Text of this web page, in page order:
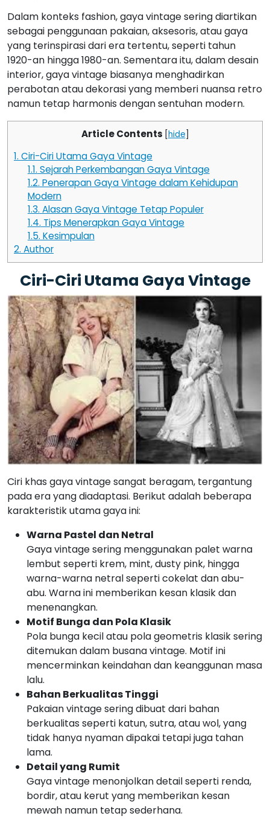
Dalam konteks fashion, gaya vintage sering diartikan
sebagai penggunaan pakaian, aksesoris, atau gaya
yang terinspirasi dari era tertentu, seperti tahun
1920-an hingga 1980-an. Sementara itu, dalam desain
interior, gaya vintage biasanya menghadirkan
perabotan atau dekorasi yang memberi nuansa retro
namun tetap harmonis dengan sentuhan modern.
Article Contents [hide]
1. Ciri-Ciri Utama Gaya Vintage
1.1. Sejarah Perkembangan Gaya Vintage
1.2. Penerapan Gaya Vintage dalam Kehidupan
Modern
1.3. Alasan Gaya Vintage Tetap Populer
1.4. Tips Menerapkan Gaya Vintage
1.5. Kesimpulan
2. Author
Ciri-Ciri Utama Gaya Vintage
Ciri khas gaya vintage sangat beragam, tergantung
pada era yang diadaptasi. Berikut adalah beberapa
karakteristik utama gaya ini:
Warna Pastel dan Netral
Gaya vintage sering menggunakan palet warna
lembut seperti krem, mint, dusty pink, hingga
warna-warna netral seperti cokelat dan abu-
abu. Warna ini memberikan kesan klasik dan
menenangkan.
Motif Bunga dan Pola Klasik
Pola bunga kecil atau pola geometris klasik sering
ditemukan dalam busana vintage. Motif ini
mencerminkan keindahan dan keanggunan masa
lalu.
Bahan Berkualitas Tinggi
Pakaian vintage sering dibuat dari bahan
berkualitas seperti katun, sutra, atau wol, yang
tidak hanya nyaman dipakai tetapi juga tahan
lama.
Detail yang Rumit
Gaya vintage menonjolkan detail seperti renda,
bordir, atau kerut yang memberikan kesan
mewah namun tetap sederhana.